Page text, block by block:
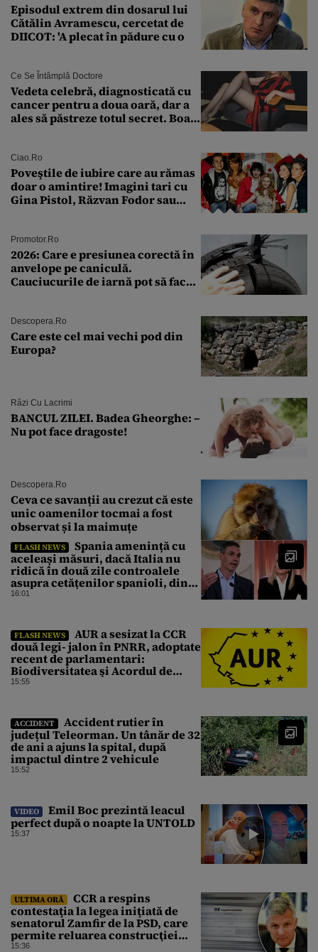
Episodul extrem din dosarul lui
Cătălin Avramescu, cercetat de
DIICOT: 'A plecat în pădure cu o
Ce Se Întâmplă Doctore
Vedeta celebră, diagnosticată cu
cancer pentru a doua oară, dar a
ales să păstreze totul secret. Boala
Ciao.ro
Poveştile de iubire care au rămas
doar o amintire! Imagini tari cu
Gina Pistol, Răzvan Fodor sau
Promotor.ro
2026: Care e presiunea corectă în
anvelope pe caniculă.
Cauciucurile de iarnă pot să facă
Descopera.ro
Care este cel mai vechi pod din
Europa?
Râzi Cu Lacrimi
BANCUL ZILEI. Badea Gheorghe: –
Nu pot face dragoste!
Descopera.ro
Ceva ce savanții au crezut că este
unic oamenilor tocmai a fost
observat și la maimuțe
FLASH NEWS
Spania amenință cu
aceleași măsuri, dacă Italia nu
ridică în două zile controalele
asupra cetățenilor spanioli, din
cauza crizei migrației
16:01
FLASH NEWS
AUR a sesizat la CCR
două legi- jalon în PNRR, adoptate
recent de parlamentari:
Biodiversitatea şi Acordul de
împrumut cu BIRD
15:55
ACCIDENT
Accident rutier în
județul Teleorman. Un tânăr de 32
de ani a ajuns la spital, după
impactul dintre 2 vehicule
15:52
VIDEO
Emil Boc prezintă leacul
perfect după o noapte la UNTOLD
15:37
ULTIMA ORĂ
CCR a respins
contestaţia la legea iniţiată de
senatorul Zamfir de la PSD, care
permite reluarea construcţiei
hidrocentralelor din zonele
15:36